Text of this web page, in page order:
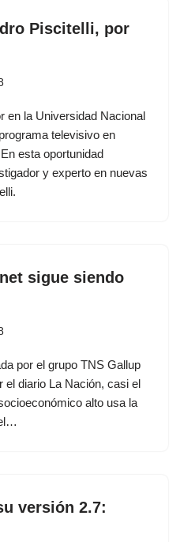
Piscitelli, por
en la Universidad Nacional
televisivo en
esta oportunidad
y experto en nuevas
sigue siendo
por el grupo TNS Gallup
el diario La Nación, casi el
alto usa la
versión 2.7: